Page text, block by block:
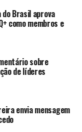
Brasil aprova
como membros e
sobre
de líderes
envia mensagem